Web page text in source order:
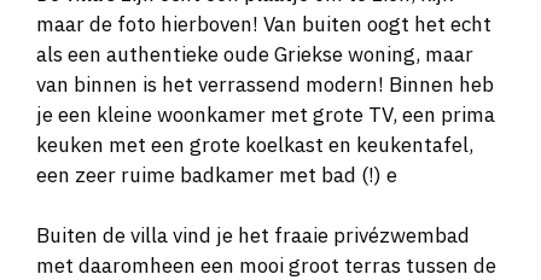
maar de foto hierboven! Van buiten oogt het echt
als een authentieke oude Griekse woning, maar
van binnen is het verrassend modern! Binnen heb
je een kleine woonkamer met grote TV, een prima
keuken met een grote koelkast en keukentafel,
een zeer ruime badkamer met bad (!) e
Buiten de villa vind je het fraaie privézwembad
met daaromheen een mooi groot terras tussen de